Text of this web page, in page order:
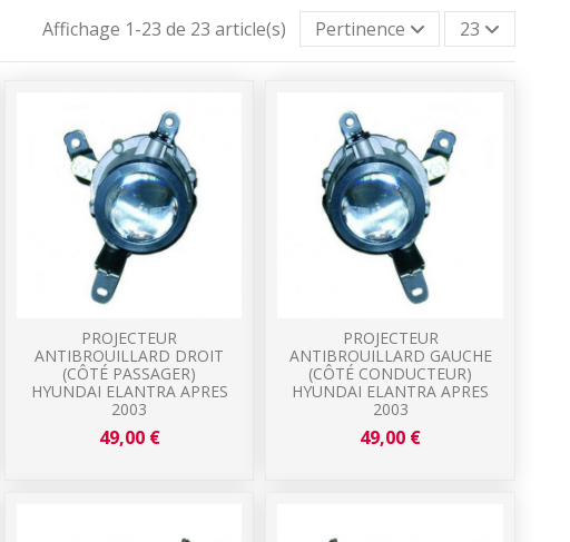
Affichage 1-23 de 23 article(s) Pertinence 23
PROJECTEUR
ANTIBROUILLARD DROIT
(CÔTÉ PASSAGER)
HYUNDAI ELANTRA APRES
2003
49,00 €
PROJECTEUR
ANTIBROUILLARD GAUCHE
(CÔTÉ CONDUCTEUR)
HYUNDAI ELANTRA APRES
2003
49,00 €